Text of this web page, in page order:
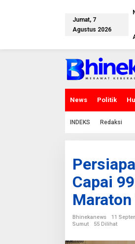
k
Jumat, 7
Agustus 2026
News Politik
INDEKS Redaksi
Capai
Bhinekanews
11
Sumut
55 Dilihat